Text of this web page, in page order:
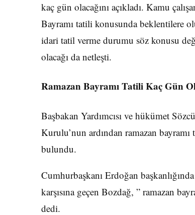
kaç gün olacağını açıkladı. Kamu
Bayramı tatili konusunda beklentilere
idari tatil verme durumu söz konusu
olacağı da netleşti.
Ramazan Bayramı Tatili Kaç Gün
Başbakan Yardımcısı ve hükümet
Kurulu’nun ardından ramazan
bulundu.
Cumhurbaşkanı Erdoğan
karşısına geçen Bozdağ, ” ramazan
dedi.